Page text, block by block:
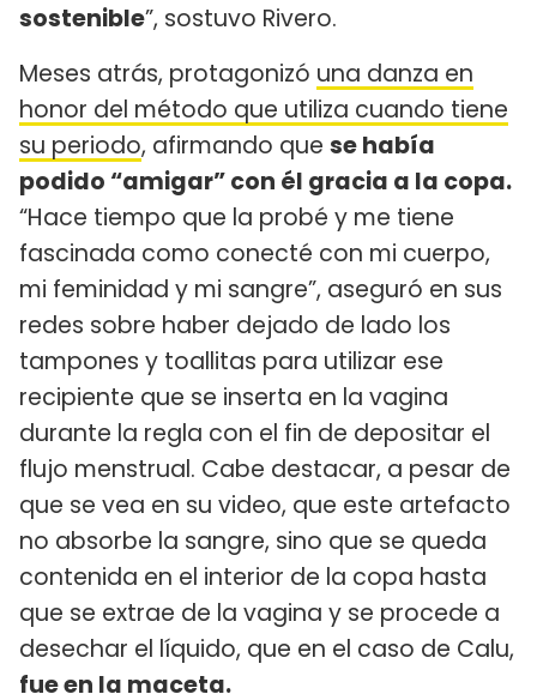
sostenible”, sostuvo Rivero.
Meses atrás, protagonizó una danza en
honor del método que utiliza cuando tiene
su periodo, afirmando que se había
podido “amigar” con él gracia a la copa.
“Hace tiempo que la probé y me tiene
fascinada como conecté con mi cuerpo,
mi feminidad y mi sangre”, aseguró en sus
redes sobre haber dejado de lado los
tampones y toallitas para utilizar ese
recipiente que se inserta en la vagina
durante la regla con el fin de depositar el
flujo menstrual. Cabe destacar, a pesar de
que se vea en su video, que este artefacto
no absorbe la sangre, sino que se queda
contenida en el interior de la copa hasta
que se extrae de la vagina y se procede a
desechar el líquido, que en el caso de Calu,
fue en la maceta.